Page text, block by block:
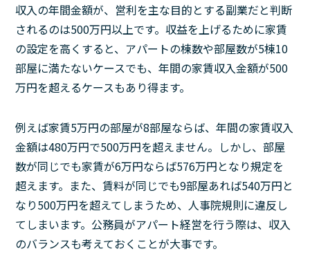
収入の年間金額が、営利を主な目的とする副業だと判断
されるのは500万円以上です。収益を上げるために家賃
の設定を高くすると、アパートの棟数や部屋数が5棟10
部屋に満たないケースでも、年間の家賃収入金額が500
万円を超えるケースもあり得ます。
例えば家賃5万円の部屋が8部屋ならば、年間の家賃収入
金額は480万円で500万円を超えません。しかし、部屋
数が同じでも家賃が6万円ならば576万円となり規定を
超えます。また、賃料が同じでも9部屋あれば540万円と
なり500万円を超えてしまうため、人事院規則に違反し
てしまいます。公務員がアパート経営を行う際は、収入
のバランスも考えておくことが大事です。